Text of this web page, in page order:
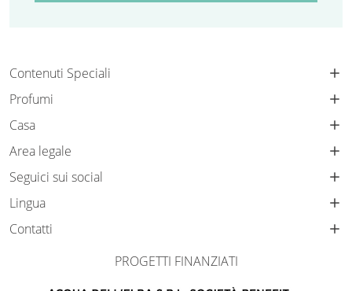
Contenuti Speciali
Profumi
Casa
Area legale
Seguici sui social
Lingua
Contatti
PROGETTI FINANZIATI